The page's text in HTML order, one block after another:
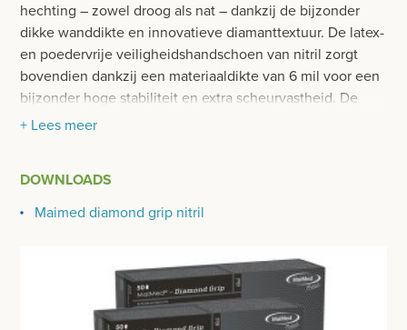
registreer
login
Prijzen
NIET STERIELE HANDSCHOENEN
NITRILE
VINYL
VETERINAIR
TOEBEHOREN HANDSCHOENEN
HECHTINGSMATERIAAL
hechting – zowel droog als nat – dankzij de bijzonder
dikke wanddikte en innovatieve diamanttextuur. De latex-
en poedervrije veiligheidshandschoen van nitril zorgt
bovendien dankzij een materiaaldikte van 6 mil voor een
bijzonder hoge stabiliteit en extra scheurvastheid. De
vingertoppen zijn 0.15mm dik.
Bijzonder geschikt voor professionele toepassingen in
industrie en ambacht, montage,
LET OP! Zitten verpakt per 50stuks in een doos en 10x
50stuks in overdoos.
+ Lees meer
DOWNLOADS
Maimed diamond grip nitril